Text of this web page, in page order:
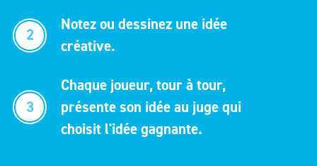
2
Notez ou dessinez une idée
créative.
3
Chaque joueur, tour à tour,
présente son idée au juge qui
choisit l'idée gagnante.